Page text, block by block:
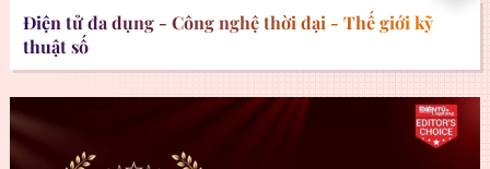
Điện tử đa dụng - Công nghệ thời đại - Thế giới kỹ
thuật số